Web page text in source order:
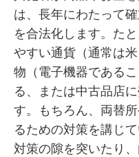
は、長年にわたって
を合法化します。た
やすい通貨（通常は
物（電子機器である
る、または中古品店
す。もちろん、両替
るための対策を講じ
対策の隙を突いたり